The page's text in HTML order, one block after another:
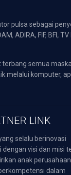
pulsa sebagai
ADIRA, FIF,
semua
melalui komputer,
LINK
selalu berinovasi
dengan visi dan misi
anak perusahaan
dalam